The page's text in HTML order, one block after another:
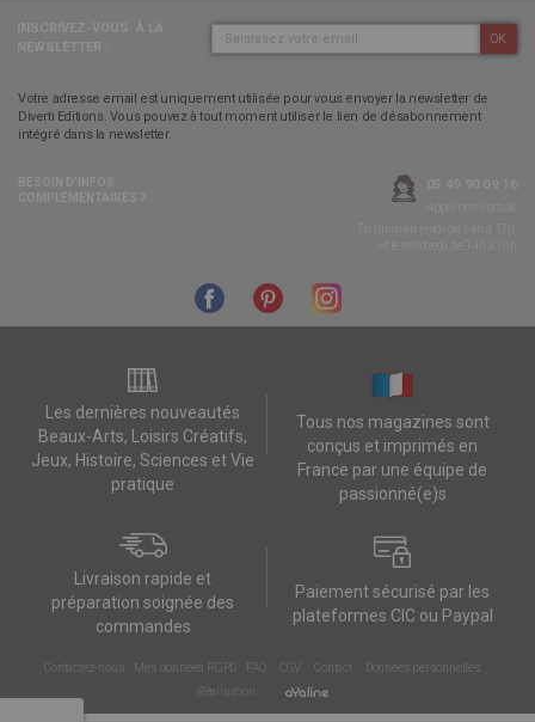
OK
Votre adresse email est uniquement utilisée pour vous envoyer la newsletter de
Diverti Editions. Vous pouvez à tout moment utiliser le lien de désabonnement
intégré dans la newsletter.
Les dernières nouveautés
Beaux-Arts, Loisirs Créatifs,
Jeux, Histoire, Sciences et Vie
pratique
Tous nos magazines sont
conçus et imprimés en
France par une équipe de
passionné(e)s
Livraison rapide et
préparation soignée des
commandes
Paiement sécurisé par les
plateformes CIC ou Paypal
Contactez-nous Mes données RGPD FAQ CGV Contact
Données personnelles
Réalisation :